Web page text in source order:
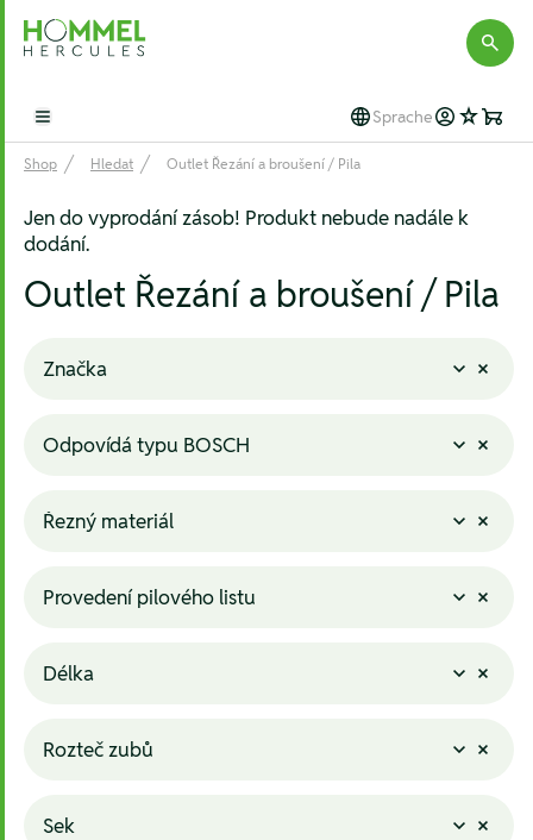
Hommel Hercules
Open main menu Sprache
Shop Hledat Outlet Řezání a broušení / Pila
Jen do vyprodání zásob! Produkt nebude nadále k
dodání.
Outlet Řezání a broušení / Pila
Značka
Odpovídá typu BOSCH
Řezný materiál
Provedení pilového listu
Délka
Rozteč zubů
Sek